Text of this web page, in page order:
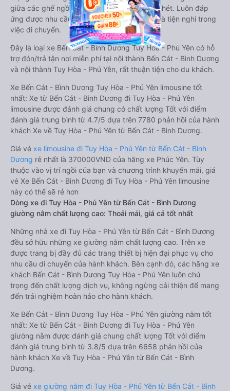
giữa các ghế ngồi rất thoải mái, không nhồi nhét. Luôn đáp
ứng được nhu cầu về sang trọng, thoải mái và tiện nghi trong
việc di chuyển.
Đây là loại xe Bến Cát - Bình Dương Tuy Hòa - Phú Yên có hỗ
trợ đón/trả tận nơi miễn phí tại nội thành Bến Cát - Bình Dương
và nội thành Tuy Hòa - Phú Yên, rất thuận tiện cho du khách.
Xe Bến Cát - Bình Dương Tuy Hòa - Phú Yên limousine tốt
nhất: Xe từ Bến Cát - Bình Dương đi Tuy Hòa - Phú Yên
limousine được đánh giá chung có chất lượng Tốt với điểm
đánh giá trung bình từ 4.7/5 dựa trên 7780 phản hồi của hành
khách Xe về Tuy Hòa - Phú Yên từ Bến Cát - Bình Dương.
Giá vé xe limousine đi Tuy Hòa - Phú Yên từ Bến Cát - Bình
Dương rẻ nhất là 370000VND của hãng xe Phúc Yên. Tùy
thuộc vào vị trí ngồi của bạn và chương trình khuyến mãi, giá
vé Xe Bến Cát - Bình Dương đi Tuy Hòa - Phú Yên limousine
này có thể sẽ rẻ hơn
Dòng xe đi Tuy Hòa - Phú Yên từ Bến Cát - Bình Dương
giường nằm chất lượng cao: Thoải mái, giá cả tốt nhất
Những nhà xe đi Tuy Hòa - Phú Yên từ Bến Cát - Bình Dương
đều sở hữu những xe giường nằm chất lượng cao. Trên xe
được trang bị đầy đủ các trang thiết bị hiện đại phục vụ cho
nhu cầu di chuyển của hành khách. Bên cạnh đó, các hãng xe
khách Bến Cát - Bình Dương Tuy Hòa - Phú Yên luôn chú
trọng đến chất lượng dịch vụ, không ngừng cải thiện để mang
đến trải nghiệm hoàn hảo cho hành khách.
Xe Bến Cát - Bình Dương Tuy Hòa - Phú Yên giường nằm tốt
nhất: Xe từ Bến Cát - Bình Dương đi Tuy Hòa - Phú Yên
giường nằm được đánh giá chung chất lượng Tốt với điểm
đánh giá trung bình từ 3.8/5 dựa trên 6658 phản hồi của
hành khách Xe về Tuy Hòa - Phú Yên từ Bến Cát - Bình
Dương.
Giá vé xe giường nằm đi Tuy Hòa - Phú Yên từ Bến Cát - Bình